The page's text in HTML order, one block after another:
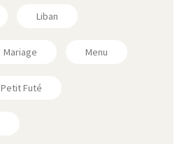
Liban
Mariage Menu
Petit Futé